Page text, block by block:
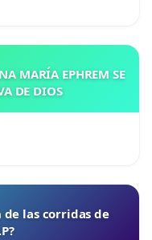
MARÍA EPHREM SE
DE DIOS
de las corridas de